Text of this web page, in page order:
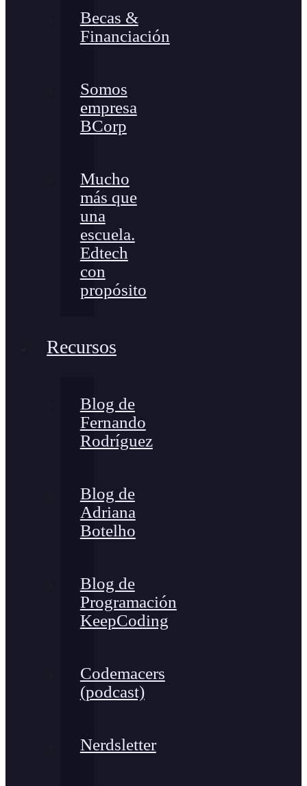
Becas &
Financiación
Somos
empresa
BCorp
Mucho
más que
una
escuela.
Edtech
con
propósito
Recursos
Blog de
Fernando
Rodríguez
Blog de
Adriana
Botelho
Blog de
Programación
KeepCoding
Codemacers
(podcast)
Nerdsletter